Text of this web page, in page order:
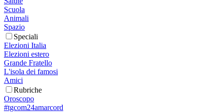
Scuola
Animali
Spazio
Speciali
Elezioni Italia
Elezioni estero
Grande Fratello
L'isola dei famosi
Amici
Rubriche
Oroscopo
#tgcom24amarcord